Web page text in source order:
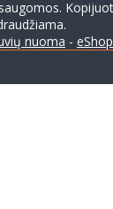
nuoma -